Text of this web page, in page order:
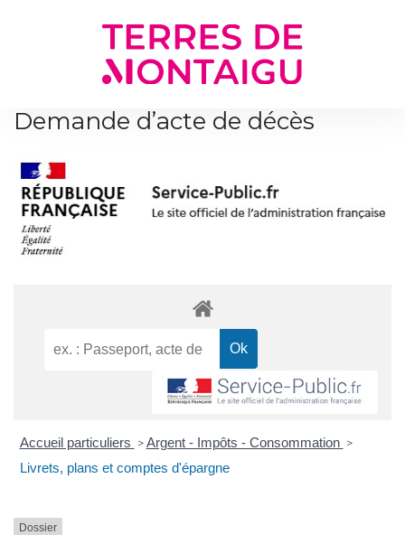
Demande d’acte de décès
Accueil particuliers > Argent - Impôts - Consommation >
Livrets, plans et comptes d'épargne
Dossier